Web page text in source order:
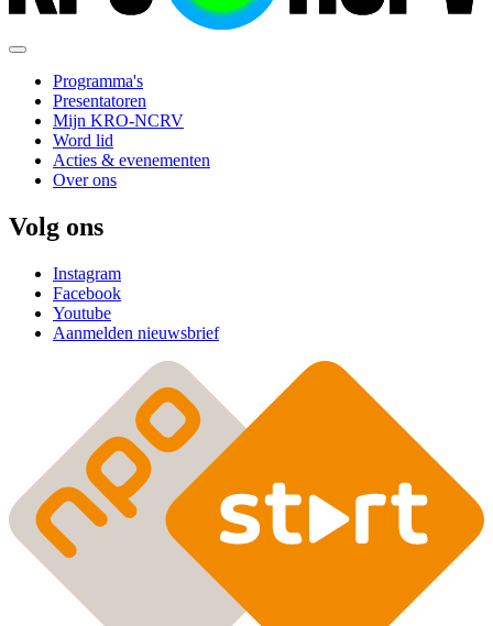
Programma's
Presentatoren
Mijn KRO-NCRV
Word lid
Acties & evenementen
Over ons
Volg ons
Instagram
Facebook
Youtube
Aanmelden nieuwsbrief